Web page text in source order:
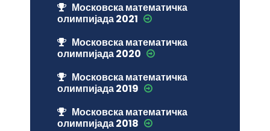
Московска математичка
олимпијада 2021
Московска математичка
олимпијада 2020
Московска математичка
олимпијада 2019
Московска математичка
олимпијада 2018